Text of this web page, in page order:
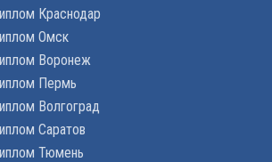
Краснодар
Омск
Воронеж
Пермь
Волгоград
Саратов
Тюмень